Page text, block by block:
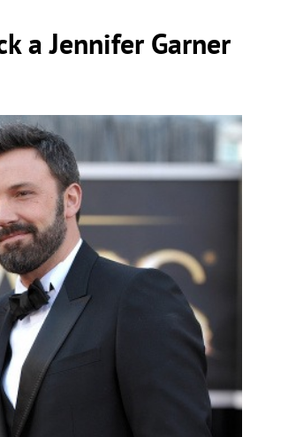
a Jennifer Garner